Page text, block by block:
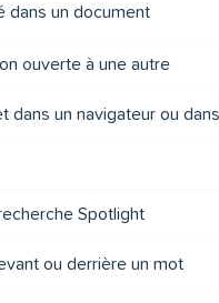
dans un document
ouverte à une autre
dans un navigateur ou
Spotlight
ou derrière un mot